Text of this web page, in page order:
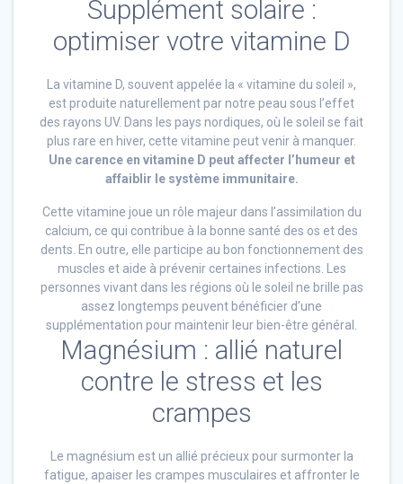
Supplément solaire :
optimiser votre vitamine D
La vitamine D, souvent appelée la « vitamine du soleil »,
est produite naturellement par notre peau sous l’effet
des rayons UV. Dans les pays nordiques, où le soleil se fait
plus rare en hiver, cette vitamine peut venir à manquer.
Une carence en vitamine D peut affecter l’humeur et
affaiblir le système immunitaire.
Cette vitamine joue un rôle majeur dans l’assimilation du
calcium, ce qui contribue à la bonne santé des os et des
dents. En outre, elle participe au bon fonctionnement des
muscles et aide à prévenir certaines infections. Les
personnes vivant dans les régions où le soleil ne brille pas
assez longtemps peuvent bénéficier d’une
supplémentation pour maintenir leur bien-être général.
Magnésium : allié naturel
contre le stress et les
crampes
Le magnésium est un allié précieux pour surmonter la
fatigue, apaiser les crampes musculaires et affronter le